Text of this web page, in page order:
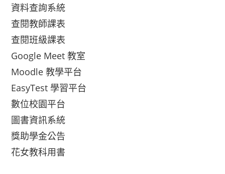
資料查詢系統
查閱教師課表
查閱班級課表
Google Meet 教室
Moodle 教學平台
EasyTest 學習平台
數位校園平台
圖書資訊系統
獎助學金公告
花女教科用書